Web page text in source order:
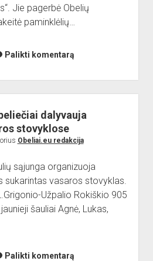
Jie pagerbė Obelių
paminklėlių…
Palikti komentarą
dalyvauja
stovyklose
Obeliai.eu redakcija
sąjunga organizuoja
sukarintas vasaros stovyklas.
Užpalio Rokiškio 905
šauliai Agnė, Lukas,
Palikti komentarą